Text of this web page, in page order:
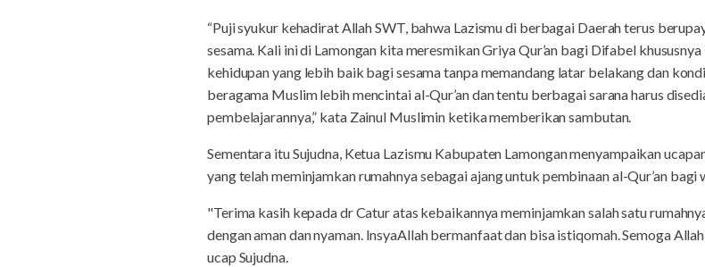
“Puji syukur kehadirat Allah SWT, bahwa Lazismu di berbagai Daerah terus
sesama. Kali ini di Lamongan kita meresmikan Griya Qur’an bagi Difabel
kehidupan yang lebih baik bagi sesama tanpa memandang latar belakang dan
beragama Muslim lebih mencintai al-Qur’an dan tentu berbagai sarana harus
pembelajarannya,” kata Zainul Muslimin ketika memberikan sambutan.
Sementara itu Sujudna, Ketua Lazismu Kabupaten Lamongan menyampaikan
yang telah meminjamkan rumahnya sebagai ajang untuk pembinaan al-Qur’an bagi
"Terima kasih kepada dr Catur atas kebaikannya meminjamkan salah satu
dengan aman dan nyaman. InsyaAllah bermanfaat dan bisa istiqomah. Semoga
ucap Sujudna.